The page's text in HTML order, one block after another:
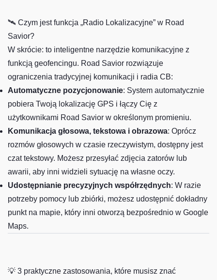
🛰️ Czym jest funkcja „Radio Lokalizacyjne” w Road
Savior?
W skrócie: to inteligentne narzędzie komunikacyjne z
funkcją geofencingu. Road Savior rozwiązuje
ograniczenia tradycyjnej komunikacji i radia CB:
Automatyczne pozycjonowanie: System automatycznie
pobiera Twoją lokalizację GPS i łączy Cię z
użytkownikami Road Savior w określonym promieniu.
Komunikacja głosowa, tekstowa i obrazowa: Oprócz
rozmów głosowych w czasie rzeczywistym, dostępny jest
czat tekstowy. Możesz przesyłać zdjęcia zatorów lub
awarii, aby inni widzieli sytuację na własne oczy.
Udostępnianie precyzyjnych współrzędnych: W razie
potrzeby pomocy lub zbiórki, możesz udostępnić dokładny
punkt na mapie, który inni otworzą bezpośrednio w Google
Maps.
💡 3 praktyczne zastosowania, które musisz znać